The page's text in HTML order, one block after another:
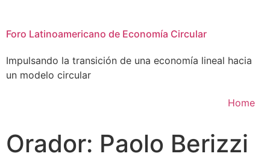
Foro Latinoamericano de Economía Circular
Impulsando la transición de una economía lineal hacia
un modelo circular
Home
Orador: Paolo Berizzi